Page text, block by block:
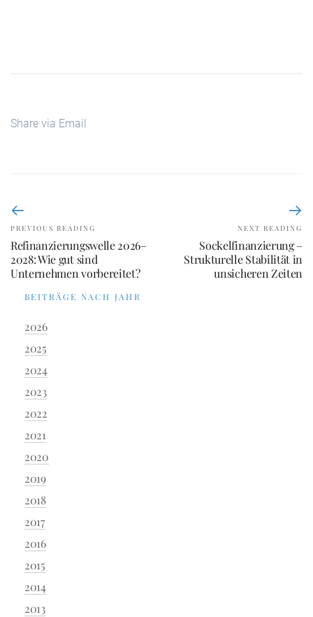
Share via Email
PREVIOUS READING
Refinanzierungswelle 2026–
2028: Wie gut sind
Unternehmen vorbereitet?
NEXT READING
Sockelfinanzierung –
Strukturelle Stabilität in
unsicheren Zeiten
BEITRÄGE NACH JAHR
2026
2025
2024
2023
2022
2021
2020
2019
2018
2017
2016
2015
2014
2013